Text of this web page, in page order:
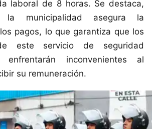
laboral de 8 horas. Se destaca,
la municipalidad asegura la
pagos, lo que garantiza que los
este servicio de seguridad
inconvenientes al
su remuneración.